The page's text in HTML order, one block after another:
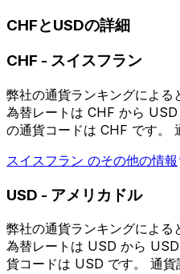
CHFとUSDの詳細
CHF - スイスフラン
弊社の通貨ランキングによる
為替レートは CHF から
の通貨コードは CHF です。
スイスフラン のその他の情報
USD - アメリカドル
弊社の通貨ランキングによ
為替レートは USD から
貨コードは USD です。 通貨